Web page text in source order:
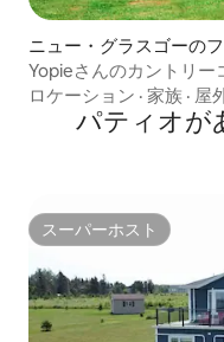
ニュー・グラスゴーの
Yopieさんのカントリー
ロケーション · 家族 · 屋
パティオが
スーパーホスト
スーパーホスト